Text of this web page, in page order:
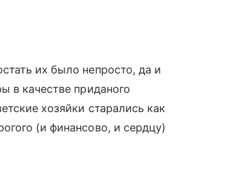
их было непросто, да и
в качестве приданого
хозяйки старались как
(и финансово, и сердцу)